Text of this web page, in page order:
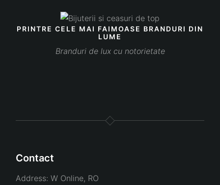
PRINTRE CELE MAI FAIMOASE BRANDURI DIN
LUME
Branduri de lux cu notorietate
Contact
Address: W Online, RO